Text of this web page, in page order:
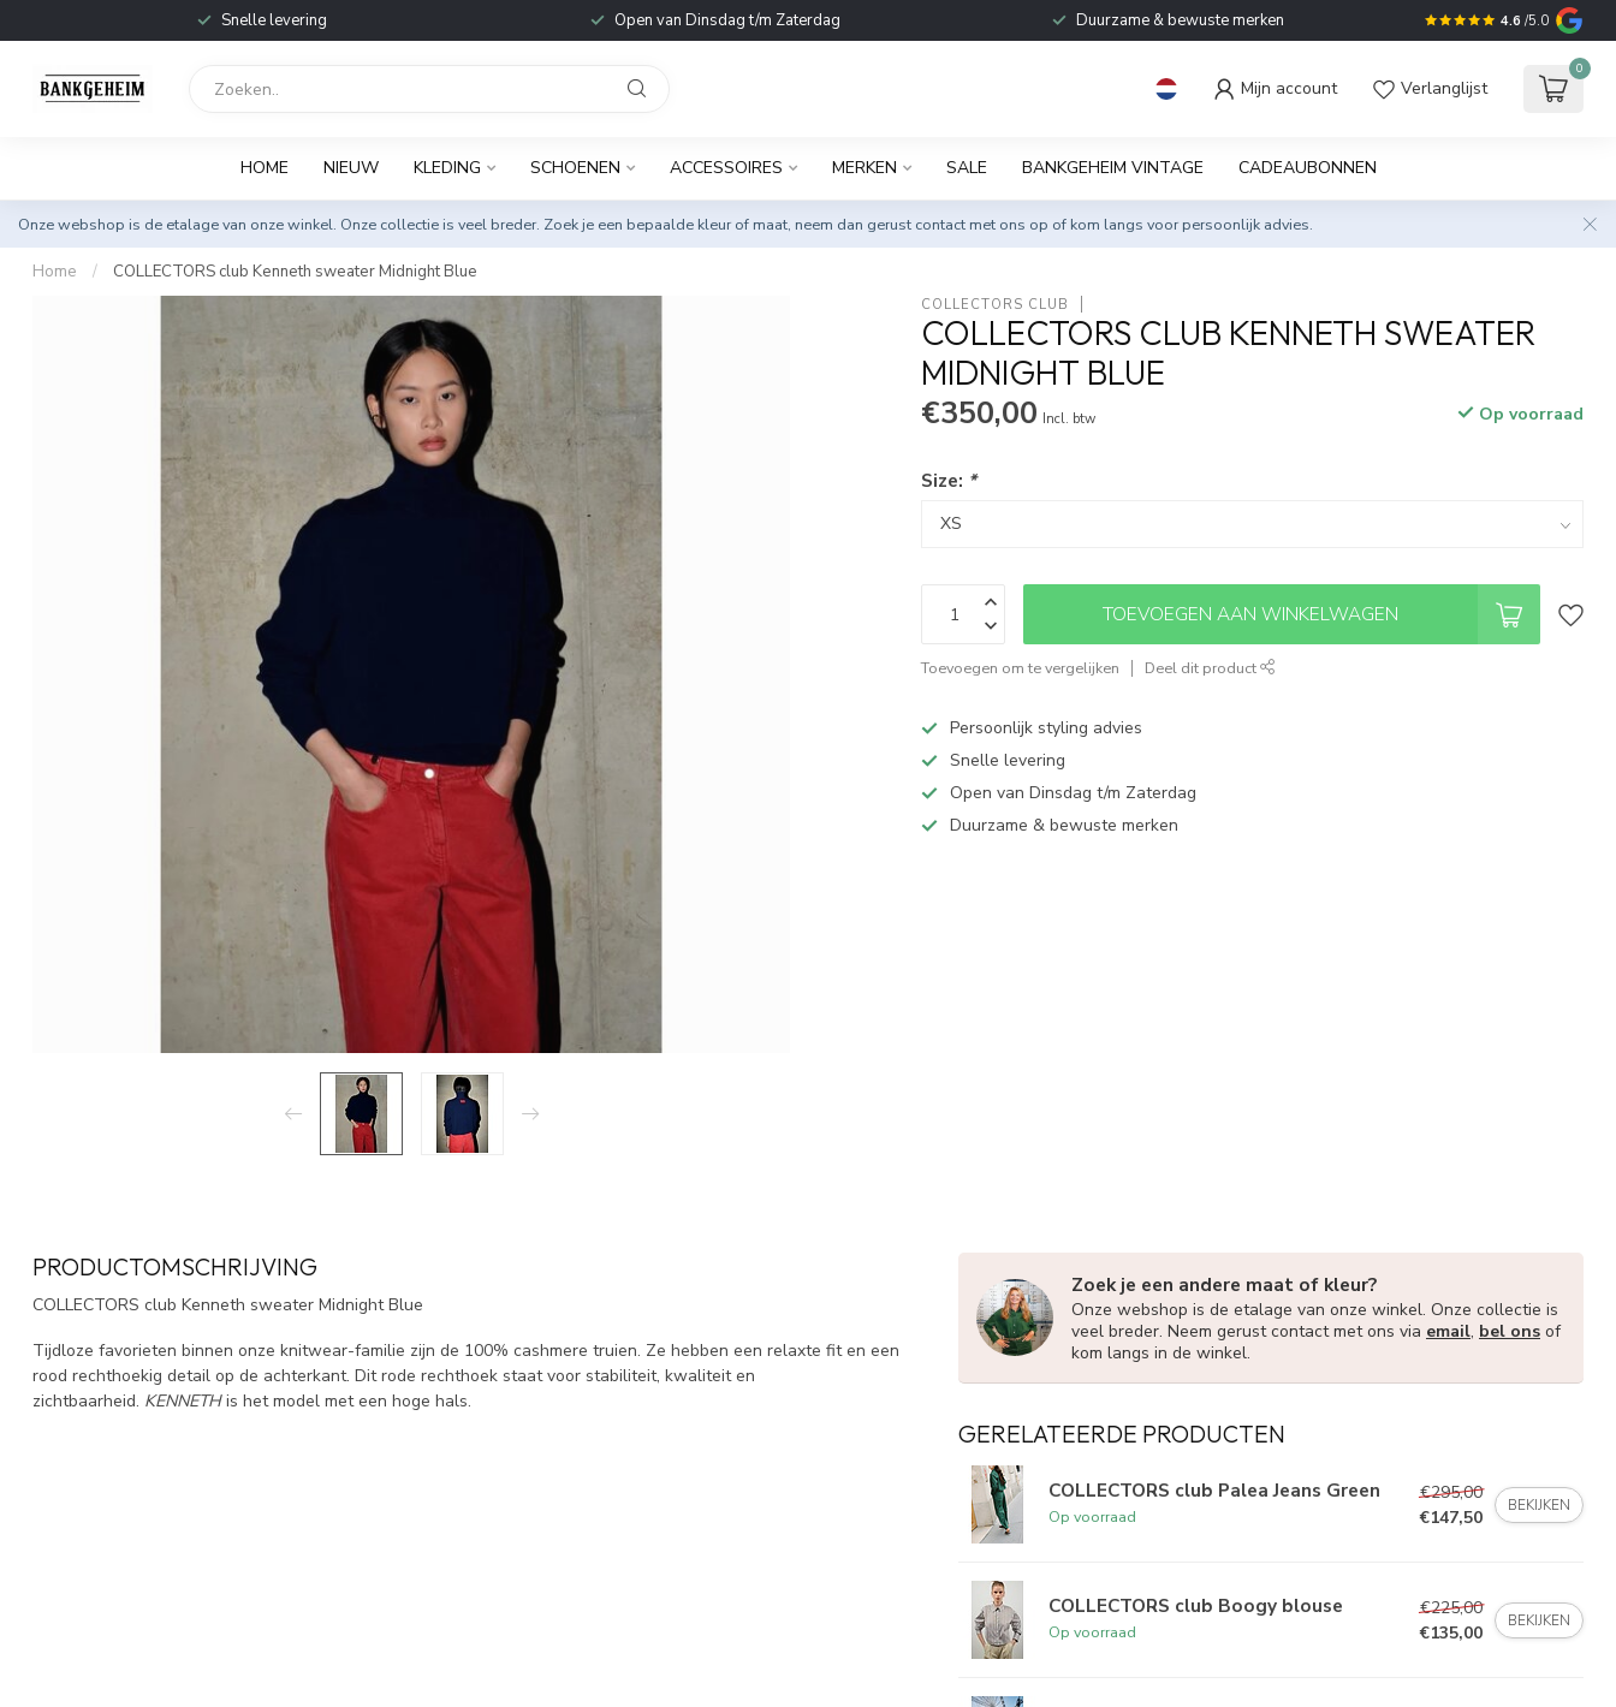
Snelle levering Open van Dinsdag t/m Zaterdag Duurzame & bewuste merken 4.6 /5.0
Mijn account Verlanglijst
0
HOME NIEUW KLEDING SCHOENEN ACCESSOIRES MERKEN SALE BANKGEHEIM VINTAGE CADEAUBONNEN
Onze webshop is de etalage van onze winkel. Onze collectie is veel breder. Zoek je een bepaalde kleur of maat, neem dan gerust contact met ons op of kom langs voor persoonlijk advies.
Home / COLLECTORS club Kenneth sweater Midnight Blue
COLLECTORS CLUB
COLLECTORS CLUB KENNETH SWEATER
MIDNIGHT BLUE
€350,00 Incl. btw Op voorraad
Size: *
TOEVOEGEN AAN WINKELWAGEN
Toevoegen om te vergelijken Deel dit product
Persoonlijk styling advies
Snelle levering
Open van Dinsdag t/m Zaterdag
Duurzame & bewuste merken
PRODUCTOMSCHRIJVING
COLLECTORS club Kenneth sweater Midnight Blue
Tijdloze favorieten binnen onze knitwear-familie zijn de 100% cashmere truien. Ze hebben een relaxte fit en een
rood rechthoekig detail op de achterkant. Dit rode rechthoek staat voor stabiliteit, kwaliteit en
zichtbaarheid. KENNETHis het model met een hoge hals.
Zoek je een andere maat of kleur?
Onze webshop is de etalage van onze winkel. Onze collectie is
veel breder. Neem gerust contact met ons via email, bel ons of
kom langs in de winkel.
GERELATEERDE PRODUCTEN
COLLECTORS club Palea Jeans Green
Op voorraad
€295,00
€147,50
BEKIJKEN
COLLECTORS club Boogy blouse
Op voorraad
€225,00
€135,00
BEKIJKEN